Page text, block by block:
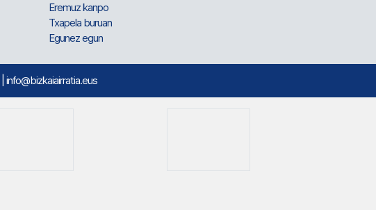
Eremuz kanpo
Txapela buruan
Egunez egun
| info@bizkaiairratia.eus